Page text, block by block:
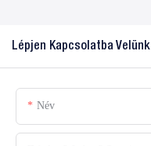
Lépjen Kapcsolatba Velünk
Név